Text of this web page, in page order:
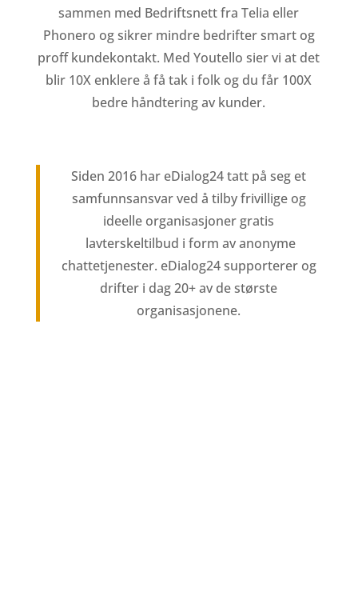
sammen med Bedriftsnett fra Telia eller
Phonero og sikrer mindre bedrifter smart og
proff kundekontakt. Med Youtello sier vi at det
blir 10X enklere å få tak i folk og du får 100X
bedre håndtering av kunder.
Siden 2016 har eDialog24 tatt på seg et
samfunnsansvar ved å tilby frivillige og
ideelle organisasjoner gratis
lavterskeltilbud i form av anonyme
chattetjenester. eDialog24 supporterer og
drifter i dag 20+ av de største
organisasjonene.